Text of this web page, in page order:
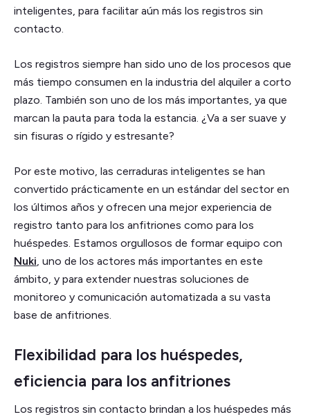
inteligentes, para facilitar aún más los registros sin
contacto.
Los registros siempre han sido uno de los procesos que
más tiempo consumen en la industria del alquiler a corto
plazo. También son uno de los más importantes, ya que
marcan la pauta para toda la estancia. ¿Va a ser suave y
sin fisuras o rígido y estresante?
Por este motivo, las cerraduras inteligentes se han
convertido prácticamente en un estándar del sector en
los últimos años y ofrecen una mejor experiencia de
registro tanto para los anfitriones como para los
huéspedes. Estamos orgullosos de formar equipo con
Nuki , uno de los actores más importantes en este
ámbito, y para extender nuestras soluciones de
monitoreo y comunicación automatizada a su vasta
base de anfitriones.
Flexibilidad para los huéspedes,
eficiencia para los anfitriones
Los registros sin contacto brindan a los huéspedes más